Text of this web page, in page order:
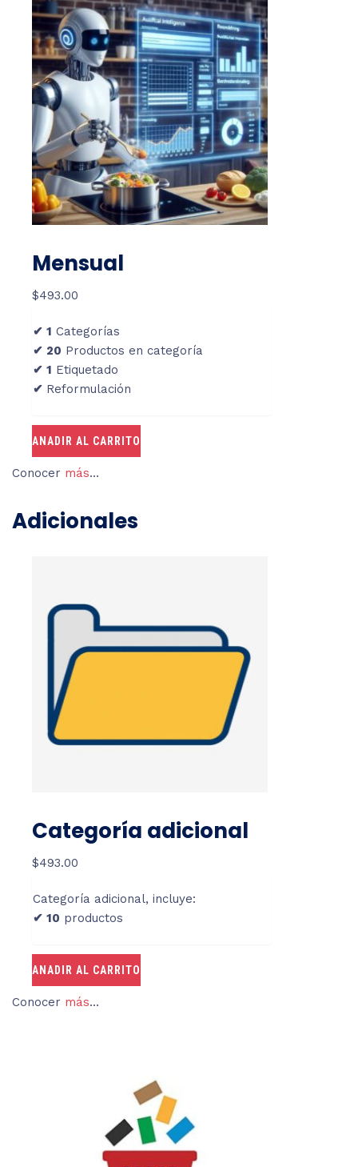
Mensual
$493.00
✔ 1 Categorías
✔ 20 Productos en categoría
✔ 1 Etiquetado
✔ Reformulación
ANADIR AL CARRITO
Conocer más…
Adicionales
Categoría adicional
$493.00
Categoría adicional, incluye:
✔ 10 productos
ANADIR AL CARRITO
Conocer más…